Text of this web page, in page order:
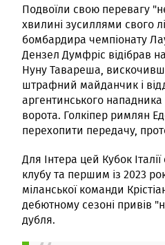
Подвоїли свою перевагу
хвилині зусиллями свого
бомбардира чемпіонату
Дензел Думфріс відібрав
Нуну Тавареша,
штрафний майданчик і
аргентинського нападника
ворота. Голкіпер римлян
перехопити передачу,
Для Інтера цей Кубок
клубу та першим із 2023
міланської команди
дебютному сезоні привів
дубля.